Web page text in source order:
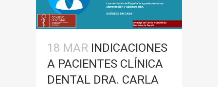
18 MAR INDICACIONES
A PACIENTES CLÍNICA
DENTAL DRA. CARLA